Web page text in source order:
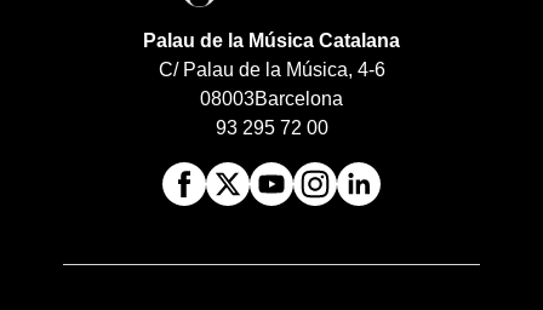
Palau de la Música Catalana
C/ Palau de la Música, 4-6
08003Barcelona
93 295 72 00